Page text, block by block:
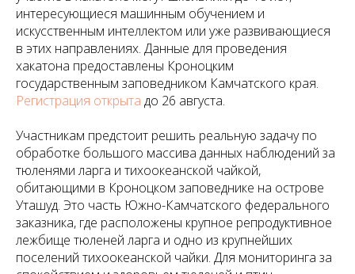
интересующиеся машинным обучением и
искусственным интеллектом или уже развивающиеся
в этих направлениях. Данные для проведения
хакатона предоставлены Кроноцким
государственным заповедником Камчатского края.
Регистрация открыта до 26 августа.
Участникам предстоит решить реальную задачу по
обработке большого массива данных наблюдений за
тюленями ларга и тихоокеанской чайкой,
обитающими в Кроноцком заповеднике на острове
Уташуд. Это часть Южно-Камчатского федерального
заказника, где расположены крупное репродуктивное
лежбище тюленей ларга и одно из крупнейших
поселений тихоокеанской чайки. Для мониторинга за